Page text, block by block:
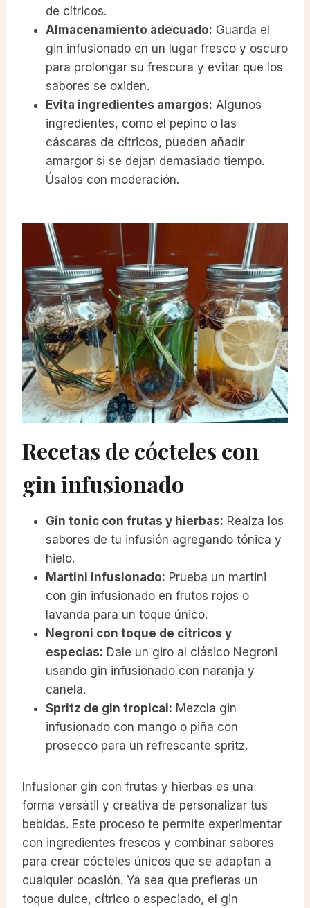
de cítricos.
Almacenamiento adecuado: Guarda el
gin infusionado en un lugar fresco y oscuro
para prolongar su frescura y evitar que los
sabores se oxiden.
Evita ingredientes amargos: Algunos
ingredientes, como el pepino o las
cáscaras de cítricos, pueden añadir
amargor si se dejan demasiado tiempo.
Úsalos con moderación.
Recetas de cócteles con
gin infusionado
Gin tonic con frutas y hierbas: Realza los
sabores de tu infusión agregando tónica y
hielo.
Martini infusionado: Prueba un martini
con gin infusionado en frutos rojos o
lavanda para un toque único.
Negroni con toque de cítricos y
especias: Dale un giro al clásico Negroni
usando gin infusionado con naranja y
canela.
Spritz de gin tropical: Mezcla gin
infusionado con mango o piña con
prosecco para un refrescante spritz.
Infusionar gin con frutas y hierbas es una
forma versátil y creativa de personalizar tus
bebidas. Este proceso te permite experimentar
con ingredientes frescos y combinar sabores
para crear cócteles únicos que se adaptan a
cualquier ocasión. Ya sea que prefieras un
toque dulce, cítrico o especiado, el gin